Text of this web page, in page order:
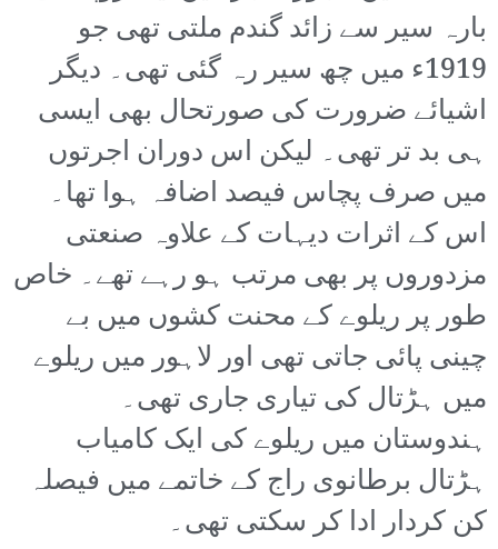
بارہ سیر سے زائد گندم ملتی تھی جو
1919ء میں چھ سیر رہ گئی تھی۔ دیگر
اشیائے ضرورت کی صورتحال بھی ایسی
ہی بد تر تھی۔ لیکن اس دوران اجرتوں
میں صرف پچاس فیصد اضافہ ہوا تھا۔
اس کے اثرات دیہات کے علاوہ صنعتی
مزدوروں پر بھی مرتب ہو رہے تھے۔ خاص
طور پر ریلوے کے محنت کشوں میں بے
چینی پائی جاتی تھی اور لاہور میں ریلوے
میں ہڑتال کی تیاری جاری تھی۔
ہندوستان میں ریلوے کی ایک کامیاب
ہڑتال برطانوی راج کے خاتمے میں فیصلہ
کن کردار ادا کر سکتی تھی۔